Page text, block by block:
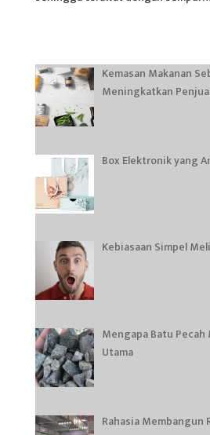
Kemasan Makanan
Meningkatkan
Box Elektronik yang
Kebiasaan Simpel
Mengapa Batu
Utama
Rahasia Membangun